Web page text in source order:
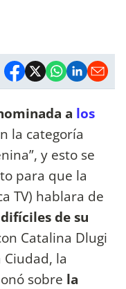
a los
la categoría
y esto se
para que la
TV) hablara de
de su
Catalina Dlugi
Ciudad, la
sobre la